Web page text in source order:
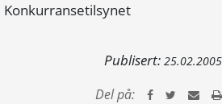
Konkurransetilsynet
Publisert: 25.02.2005
Del på: